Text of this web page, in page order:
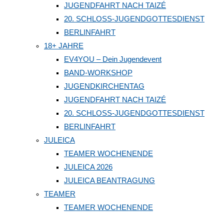
JUGENDFAHRT NACH TAIZÉ
20. SCHLOSS-JUGENDGOTTESDIENST
BERLINFAHRT
18+ JAHRE
EV4YOU – Dein Jugendevent
BAND-WORKSHOP
JUGENDKIRCHENTAG
JUGENDFAHRT NACH TAIZÉ
20. SCHLOSS-JUGENDGOTTESDIENST
BERLINFAHRT
JULEICA
TEAMER WOCHENENDE
JULEICA 2026
JULEICA BEANTRAGUNG
TEAMER
TEAMER WOCHENENDE